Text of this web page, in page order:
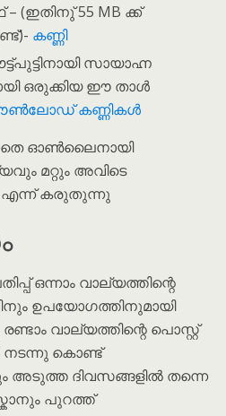
55 MB ക്ക്
കണ്ണി
സായാഹ്ന
ഒരുക്കിയ ഈ താൾ
കണ്ണികൾ
ഓൺലൈനായി
മറ്റും അവിടെ
എന്ന് കരുതുന്നു
ഒന്നാം വാല്യത്തിന്റെ
ഉപയോഗത്തിനുമായി
വാല്യത്തിന്റെ പൊസ്റ്റ്
കൊണ്ട്
അടുത്ത ദിവസങ്ങളിൽ തന്നെ
പുറത്ത്